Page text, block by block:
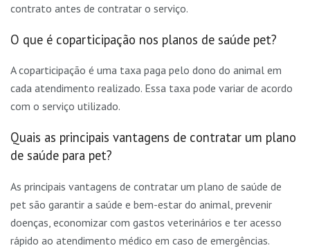
contrato antes de contratar o serviço.
O que é coparticipação nos planos de saúde pet?
A coparticipação é uma taxa paga pelo dono do animal em
cada atendimento realizado. Essa taxa pode variar de acordo
com o serviço utilizado.
Quais as principais vantagens de contratar um plano
de saúde para pet?
As principais vantagens de contratar um plano de saúde de
pet são garantir a saúde e bem-estar do animal, prevenir
doenças, economizar com gastos veterinários e ter acesso
rápido ao atendimento médico em caso de emergências.